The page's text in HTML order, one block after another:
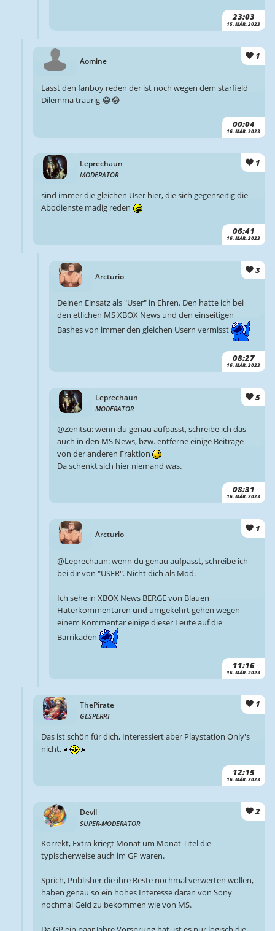
23:03
15. MÄR. 2023
Aomine 1
00:04
16. MÄR. 2023
Lasst den fanboy reden der ist noch wegen dem starfield
Dilemma traurig 😂😂
Leprechaun
MODERATOR
1
06:41
16. MÄR. 2023
sind immer die gleichen User hier, die sich gegenseitig die
Abodienste madig reden
Arcturio
3
08:27
16. MÄR. 2023
Deinen Einsatz als "User" in Ehren. Den hatte ich bei
den etlichen MS XBOX News und den einseitigen
Bashes von immer den gleichen Usern vermisst
Leprechaun
MODERATOR
5
08:31
16. MÄR. 2023
@Zenitsu: wenn du genau aufpasst, schreibe ich das
auch in den MS News, bzw. entferne einige Beiträge
von der anderen Fraktion
Da schenkt sich hier niemand was.
Arcturio
1
11:16
16. MÄR. 2023
@Leprechaun: wenn du genau aufpasst, schreibe ich
bei dir von "USER". Nicht dich als Mod.
Ich sehe in XBOX News BERGE von Blauen
Haterkommentaren und umgekehrt gehen wegen
einem Kommentar einige dieser Leute auf die
Barrikaden
ThePirate
GESPERRT
1
12:15
16. MÄR. 2023
Das ist schön für dich, Interessiert aber Playstation Only's
nicht.
Devil
SUPER-MODERATOR
2
Korrekt, Extra kriegt Monat um Monat Titel die
typischerweise auch im GP waren.
Sprich, Publisher die ihre Reste nochmal verwerten wollen,
haben genau so ein hohes Interesse daran von Sony
nochmal Geld zu bekommen wie von MS.